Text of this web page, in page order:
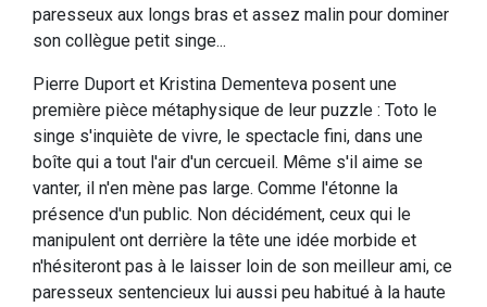
paresseux aux longs bras et assez malin pour dominer
son collègue petit singe...
Pierre Duport et Kristina Dementeva posent une
première pièce métaphysique de leur puzzle : Toto le
singe s'inquiète de vivre, le spectacle fini, dans une
boîte qui a tout l'air d'un cercueil. Même s'il aime se
vanter, il n'en mène pas large. Comme l'étonne la
présence d'un public. Non décidément, ceux qui le
manipulent ont derrière la tête une idée morbide et
n'hésiteront pas à le laisser loin de son meilleur ami, ce
paresseux sentencieux lui aussi peu habitué à la haute